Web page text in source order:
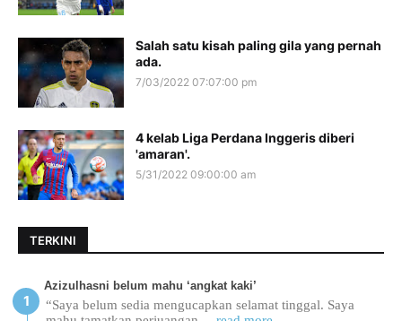
Salah satu kisah paling gila yang pernah
ada.
7/03/2022 07:07:00 pm
4 kelab Liga Perdana Inggeris diberi
'amaran'.
5/31/2022 09:00:00 am
TERKINI
Azizulhasni belum mahu ‘angkat kaki’
“Saya belum sedia mengucapkan selamat tinggal. Saya